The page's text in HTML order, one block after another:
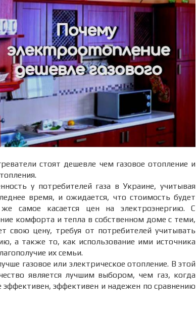
стоят дешевле чем газовое отопление и
у потребителей газа в Украине, учитывая
время, и ожидается, что стоимость будет
самое касается цен на электроэнергию. С
комфорта и тепла в собственном доме с теми,
свою цену, требуя от потребителей учитывать
а также то, как использование ими источника
их семьи.
газовое или электрическое отопление. В этой
является лучшим выбором, чем газ, когда
эффективен, эффективен и надежен по сравнению